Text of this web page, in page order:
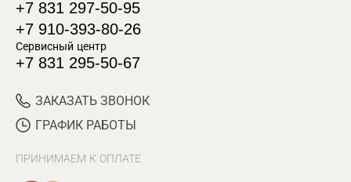
+7 831 297-50-95
+7 910-393-80-26
Сервисный центр
+7 831 295-50-67
ЗАКАЗАТЬ ЗВОНОК
ГРАФИК РАБОТЫ
ПРИНИМАЕМ К ОПЛАТЕ